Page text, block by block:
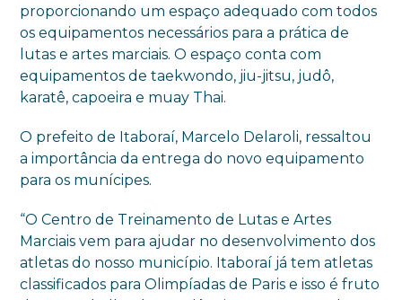
proporcionando um espaço adequado com todos
os equipamentos necessários para a prática de
lutas e artes marciais. O espaço conta com
equipamentos de taekwondo, jiu-jitsu, judô,
karatê, capoeira e muay Thai.
O prefeito de Itaboraí, Marcelo Delaroli, ressaltou
a importância da entrega do novo equipamento
para os munícipes.
“O Centro de Treinamento de Lutas e Artes
Marciais vem para ajudar no desenvolvimento dos
atletas do nosso município. Itaboraí já tem atletas
classificados para Olimpíadas de Paris e isso é fruto